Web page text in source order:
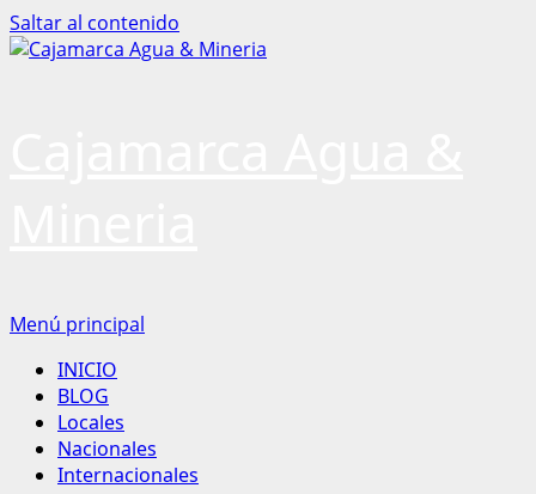
Saltar al contenido
Menú principal
INICIO
BLOG
Locales
Nacionales
Internacionales